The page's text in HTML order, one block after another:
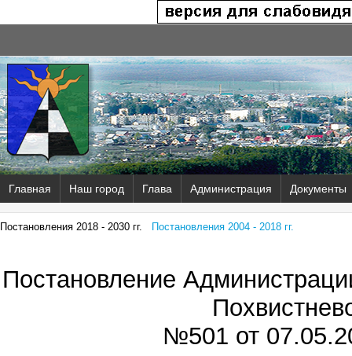
Главная Наш город Глава Администрация Документы
Постановления 2018 - 2030 гг. Постановления 2004 - 2018 гг.
Постановление
№501 от